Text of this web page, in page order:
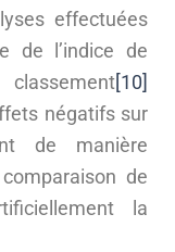
effectuées
de l’indice de
[10]
négatifs sur
de manière
de
la